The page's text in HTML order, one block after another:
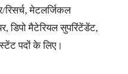
मेटलर्जिकल
डिपो मैटेरियल सुपरिंटेंडेंट,
पदों के लिए।